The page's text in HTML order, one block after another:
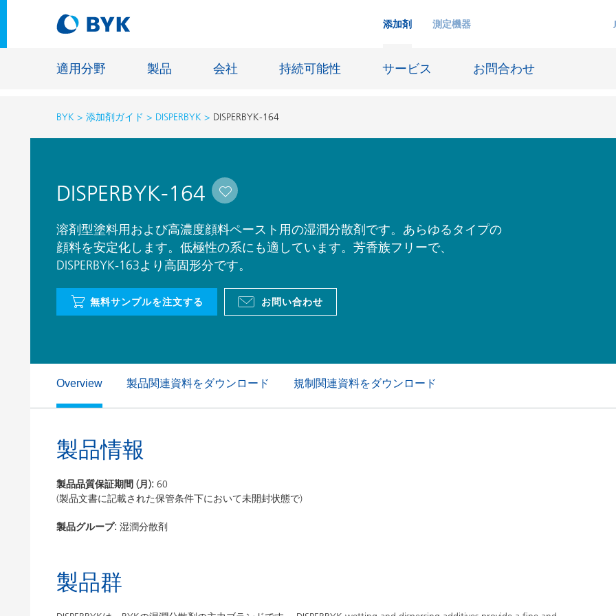
添加剤 測定機器
適用分野 製品 会社 持続可能性 サービス お問合わせ
適用分野別の推奨製品
接着剤およびシーリング材
建築塗料
自動車・車両用塗料
自動車補修塗料
缶コーティング
粘土（活性白土）触媒
ファイバーサイジング
床用塗料
ホームケアおよび業務・工業用洗浄剤
潤滑油および離型
BYK 添加剤ガイド DISPERBYK DISPERBYK-164
DISPERBYK-164
溶剤型塗料用および高濃度顔料ペースト用の湿潤分散剤です。あらゆるタイプの
顔料を安定化します。低極性の系にも適しています。芳香族フリーで、
DISPERBYK-163より高固形分です。
無料サンプルを注文する お問い合わせ
Overview 製品関連資料をダウンロード 規制関連資料をダウンロード
製品情報
製品品質保証期間 (月): 60
(製品文書に記載された保管条件下において未開封状態で)
製品グループ: 湿潤分散剤
製品群